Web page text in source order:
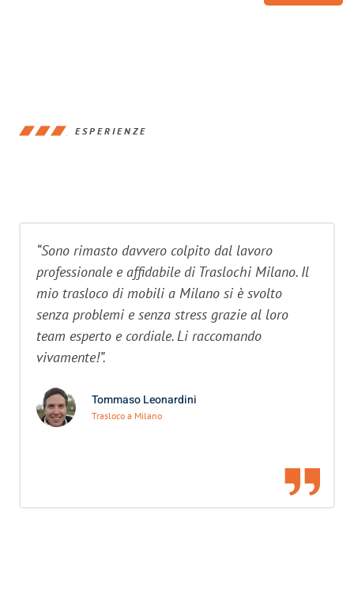
ESPERIENZE
“Sono rimasto davvero colpito dal lavoro
professionale e affidabile di Traslochi Milano. Il
mio trasloco di mobili a Milano si è svolto
senza problemi e senza stress grazie al loro
team esperto e cordiale. Li raccomando
vivamente!”.
Tommaso Leonardini
Trasloco a Milano